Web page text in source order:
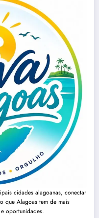
cidades alagoanas, conectar
que Alagoas tem de mais
oportunidades.